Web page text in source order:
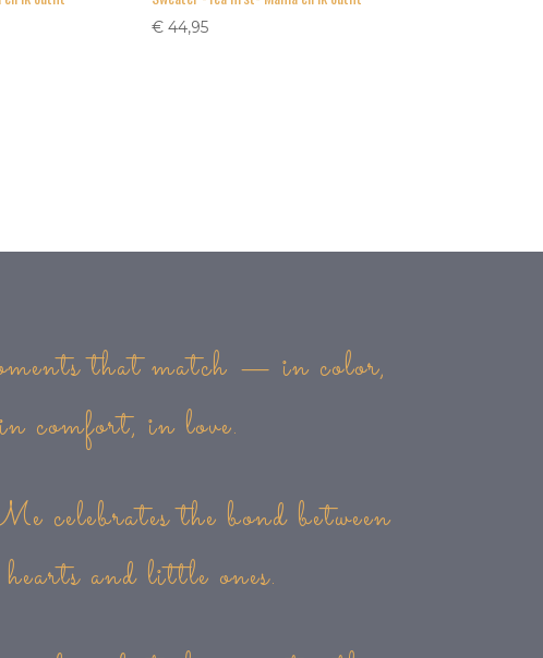
€ 44,95
that match — in color,
in comfort, in love.
celebrates the bond between
and little ones.